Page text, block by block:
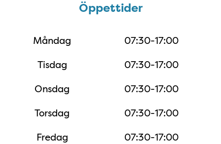
Öppettider
Måndag
07:30-17:00
Tisdag
07:30-17:00
Onsdag
07:30-17:00
Torsdag
07:30-17:00
Fredag
07:30-17:00